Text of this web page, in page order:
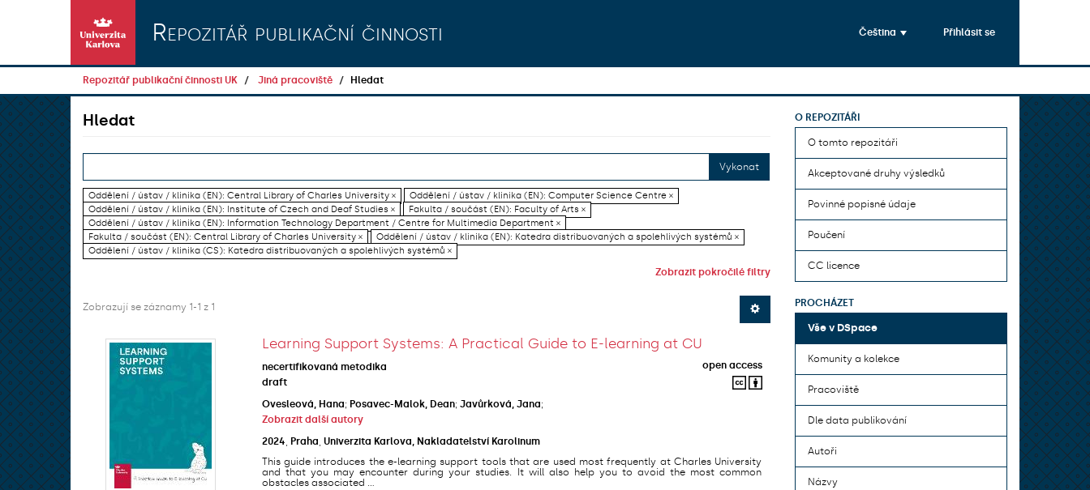
Repozitář publikační činnosti Čeština Přihlásit se
Repozitář publikační činnosti UK Jiná pracoviště Hledat
Hledat
Vykonat
Oddělení / ústav / klinika (EN): Central Library of Charles University ×
Oddělení / ústav / klinika (EN): Computer Science Centre ×
Oddělení / ústav / klinika (EN): Institute of Czech and Deaf Studies ×
Fakulta / součást (EN): Faculty of Arts ×
Oddělení / ústav / klinika (EN): Information Technology Department / Centre for Multimedia Department ×
Fakulta / součást (EN): Central Library of Charles University ×
Oddělení / ústav / klinika (EN): Katedra distribuovaných a spolehlivých systémů ×
Oddělení / ústav / klinika (CS): Katedra distribuovaných a spolehlivých systémů ×
Zobrazit pokročilé filtry
Zobrazují se záznamy 1-1 z 1
Learning Support Systems: A Practical Guide to E-learning at CU
necertifikovaná metodika
open access
draft
Ovesleová, Hana; Posavec-Malok, Dean; Javůrková, Jana;
Zobrazit další autory
2024
Praha Univerzita Karlova, Nakladatelství Karolinum
This guide introduces the e-learning support tools that are used most frequently at Charles University
and that you may encounter during your studies. It will also help you to avoid the most common
obstacles associated ...
O REPOZITÁŘI
O tomto repozitáři
Akceptované druhy výsledků
Povinné popisné údaje
Poučení
CC licence
PROCHÁZET
Vše v DSpace
Komunity a kolekce
Pracoviště
Dle data publikování
Autoři
Názvy